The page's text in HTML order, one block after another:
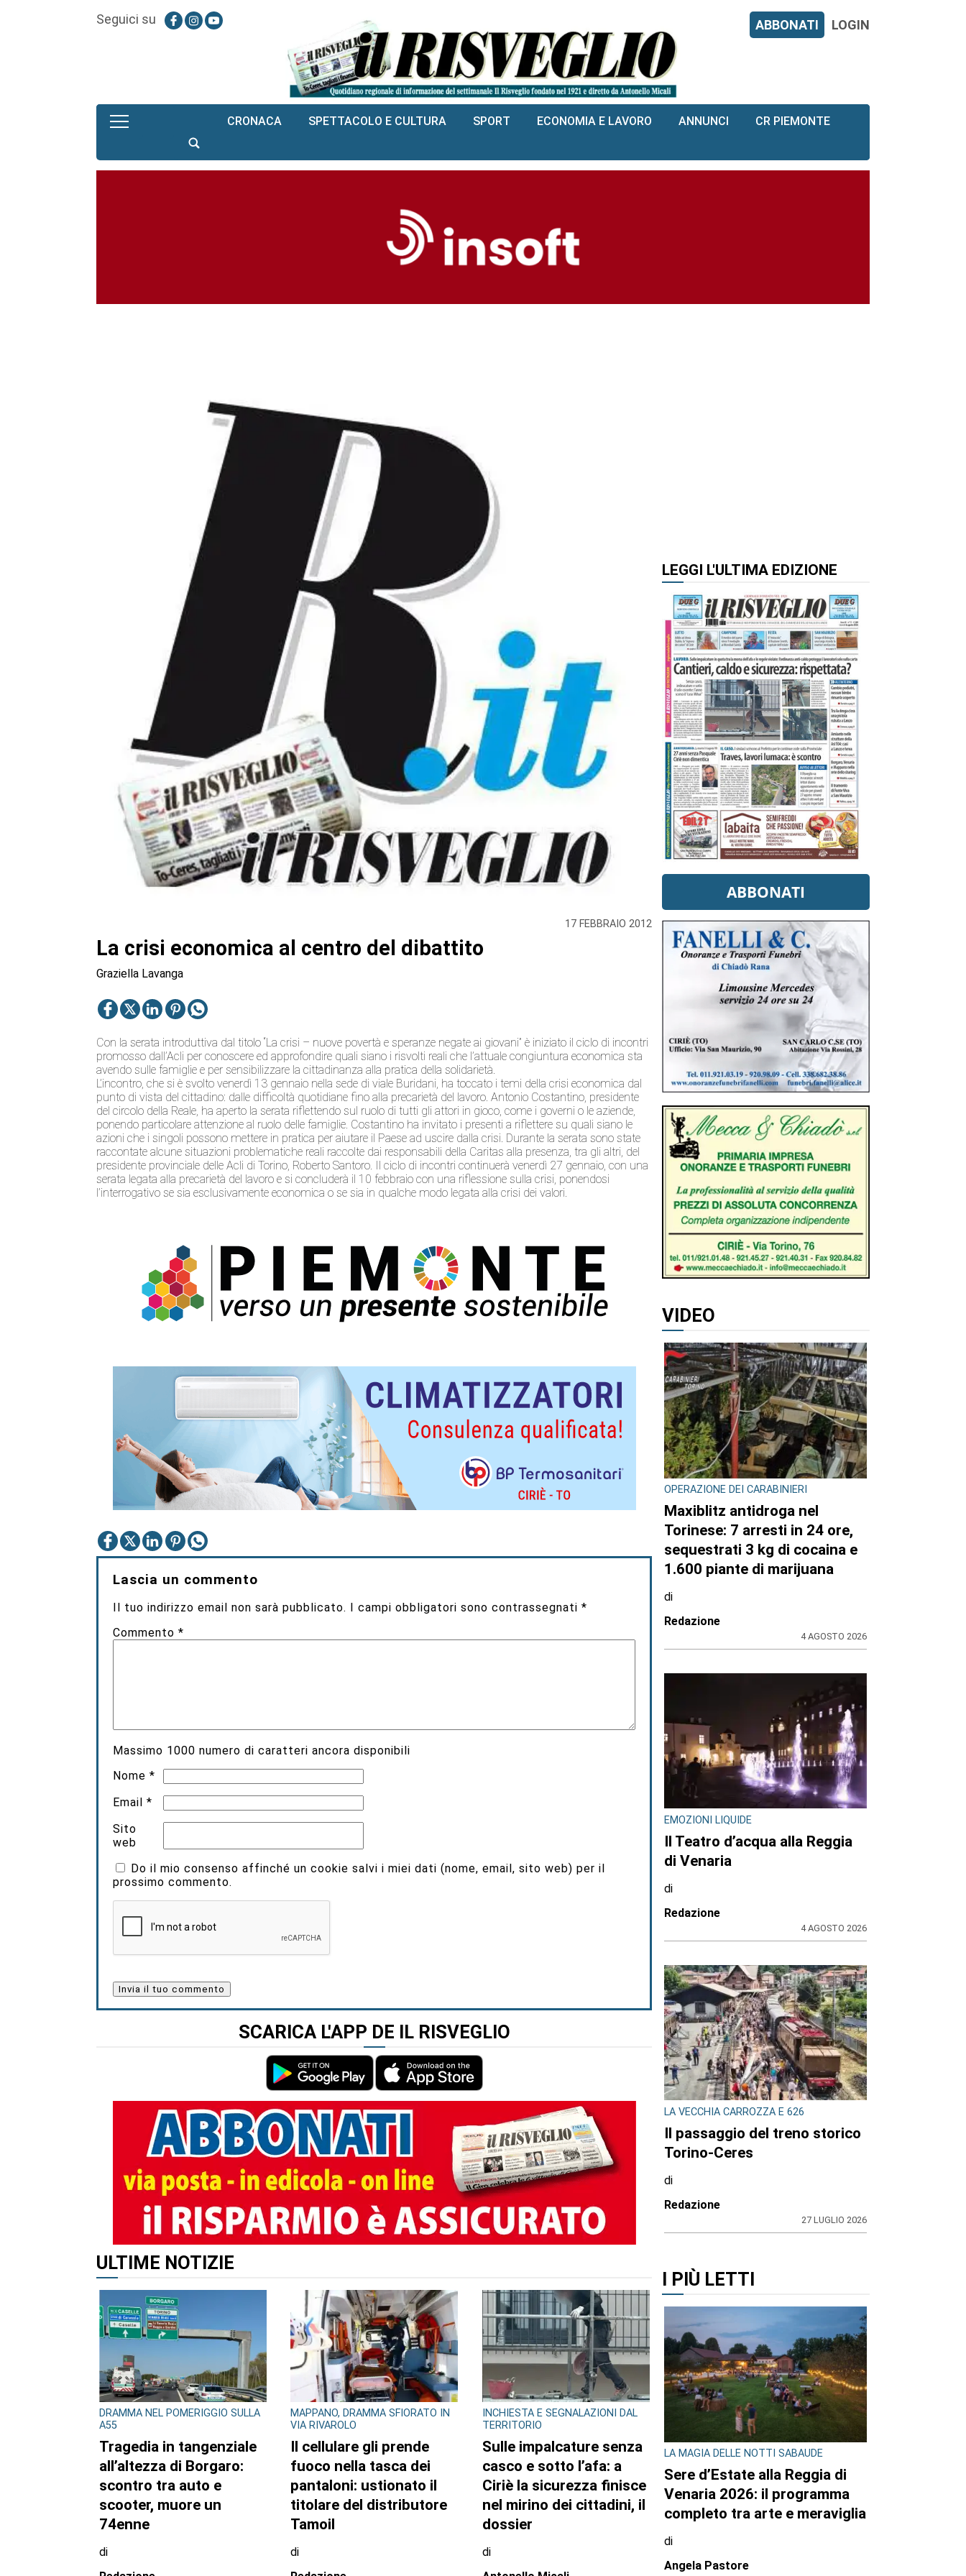
Seguici su ABBONATI LOGIN
CRONACA SPETTACOLO E CULTURA SPORT ECONOMIA E LAVORO ANNUNCI CR PIEMONTE
17 FEBBRAIO 2012
La crisi economica al centro del dibattito
Graziella Lavanga
Con la serata introduttiva dal titolo “La crisi – nuove povertà e speranze negate ai giovani” è iniziato il ciclo di incontri
promosso dall’Acli per conoscere ed approfondire quali siano i risvolti reali che l’attuale congiuntura economica sta
avendo sulle famiglie e per sensibilizzare la cittadinanza alla pratica della solidarietà.
L’incontro, che si è svolto venerdì 13 gennaio nella sede di viale Buridani, ha toccato i temi della crisi economica dal
punto di vista del cittadino: dalle difficoltà quotidiane fino alla precarietà del lavoro. Antonio Costantino, presidente
del circolo della Reale, ha aperto la serata riflettendo sul ruolo di tutti gli attori in gioco, come i governi o le aziende,
ponendo particolare attenzione al ruolo delle famiglie. Costantino ha invitato i presenti a riflettere su quali siano le
azioni che i singoli possono mettere in pratica per aiutare il Paese ad uscire dalla crisi. Durante la serata sono state
raccontate alcune situazioni problematiche reali raccolte dai responsabili della Caritas alla presenza, tra gli altri, del
presidente provinciale delle Acli di Torino, Roberto Santoro. Il ciclo di incontri continuerà venerdì 27 gennaio, con una
serata legata alla precarietà del lavoro e si concluderà il 10 febbraio con una riflessione sulla crisi, ponendosi
l’interrogativo se sia esclusivamente economica o se sia in qualche modo legata alla crisi dei valori.
Lascia un commento
Il tuo indirizzo email non sarà pubblicato. I campi obbligatori sono contrassegnati*
Commento*
Massimo 1000 numero di caratteri ancora disponibili
Nome*
Email*
Sito
web
Do il mio consenso affinché un cookie salvi i miei dati (nome, email, sito web) per il
prossimo commento.
SCARICA L'APP DE IL RISVEGLIO
ALTRI ARTICOLI DI QUESTO AUTORE
CONSIGLIO REGIONALE
Ambiente e conti
pubblici al centro
dell’attività questa
settimana in Consiglio
regionale
di
CONSIGLIO REGIONALE
A Palazzo Lascaris la
mostra “Romano
Gazzera. Nel regno dei
fiori giganti”
di
EDITORIA E COOPERAZIONE
AGCI e FILE: un’alleanza
per tutelare i giornali
locali e no profit
LEGGI L'ULTIMA EDIZIONE
ABBONATI
VIDEO
OPERAZIONE DEI CARABINIERI
Maxiblitz antidroga nel
Torinese: 7 arresti in 24 ore,
sequestrati 3 kg di cocaina e
1.600 piante di marijuana
di
Redazione
4 AGOSTO 2026
EMOZIONI LIQUIDE
Il Teatro d’acqua alla Reggia
di Venaria
di
Redazione
4 AGOSTO 2026
LA VECCHIA CARROZZA E 626
Il passaggio del treno storico
Torino-Ceres
di
Redazione
27 LUGLIO 2026
I PIÙ LETTI
LA MAGIA DELLE NOTTI SABAUDE
Sere d’Estate alla Reggia di
Venaria 2026: il programma
completo tra arte e meraviglia
di
Angela Pastore